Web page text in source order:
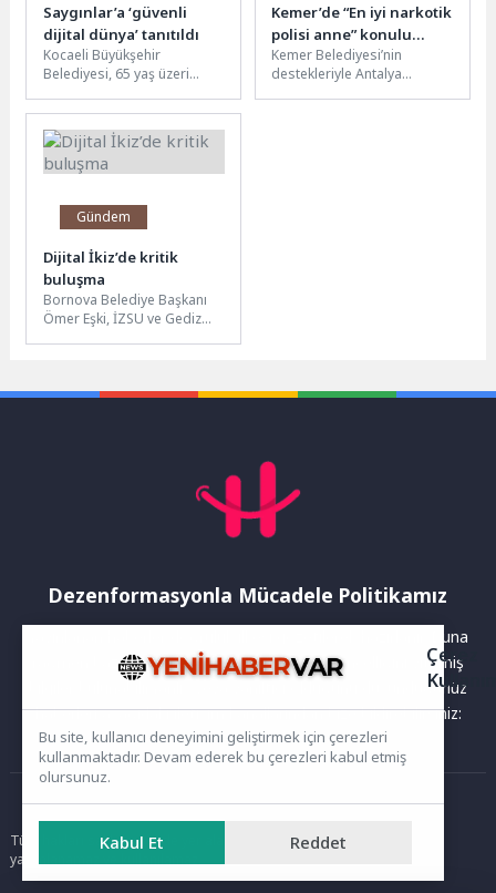
Saygınlar’a ‘güvenli
dijital dünya’ tanıtıldı
Kocaeli Büyükşehir
Belediyesi, 65 yaş üzeri
çalışmalarını aralıksız
sürdürüyor. Bu kapsamda
Büyükşehir’e bağlı...
Kemer’de “En iyi narkotik
polisi anne” konulu
seminer
Kemer Belediyesi’nin
destekleriyle Antalya
Gündem
Dijital İkiz’de kritik
buluşma
Bornova Belediye Başkanı
Ömer Eşki, İZSU ve Gediz
Bornova’nın...
Dezenformasyonla Mücadele Politikamız
Yayınlanan haberler doğruluk ilkesi gözetilerek hazırlanır. Buna
rağmen bazı içeriklerde eksik, hatalı veya güncelliğini yitirmiş
bilgiler bulunabilir.Yanlış veya yanıltıcı olduğunu düşündüğünüz
haberleri aşağıdaki iletişim kanallarından bize bildirebilirsiniz:
Ana Sayfa
Tüm hakları saklıdır. Sitede yer alan içerikler izinsiz kopyalanamaz,
yayımlanamaz ve kullanılamaz.
Çerez
Bu site, kullanıcı deneyimini geliştirmek için çerezleri
kullanmaktadır. Devam ederek bu çerezleri kabul etmiş
olursunuz.
Kabul Et Reddet